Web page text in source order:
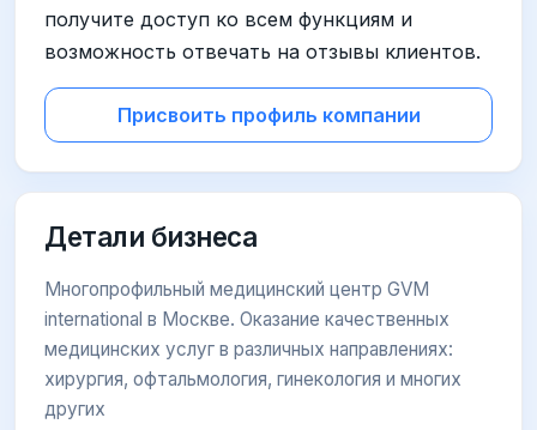
получите доступ ко всем функциям и
возможность отвечать на отзывы клиентов.
Присвоить профиль компании
Детали бизнеса
Многопрофильный медицинский центр GVM
international в Москве. Оказание качественных
медицинских услуг в различных направлениях:
хирургия, офтальмология, гинекология и многих
других